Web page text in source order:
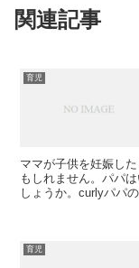
関連記事
育児
ママが子供を妊娠し
もしれません。パパ
しょうか。curlyパパ
育児